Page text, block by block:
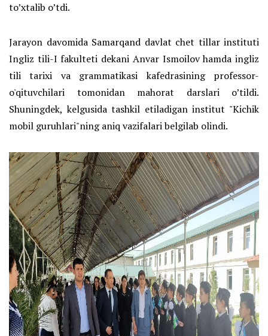
to’xtalib o’tdi.
Jarayon davomida Samarqand davlat chet tillar instituti
Ingliz tili-I fakulteti dekani Anvar Ismoilov hamda ingliz
tili tarixi va grammatikasi kafedrasining professor-
o'qituvchilari tomonidan mahorat darslari o’tildi.
Shuningdek, kelgusida tashkil etiladigan institut "Kichik
mobil guruhlari"ning aniq vazifalari belgilab olindi.